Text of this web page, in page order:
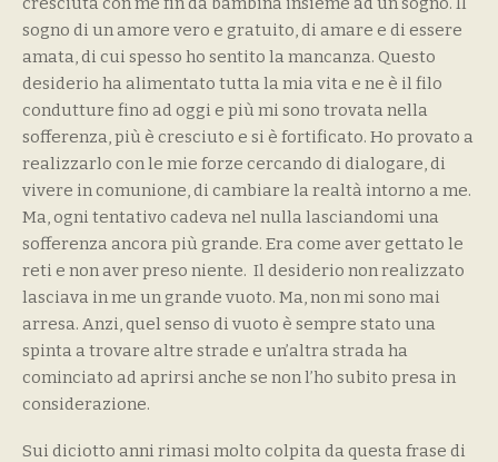
sogno di un amore vero e gratuito, di amare e di essere
amata, di cui spesso ho sentito la mancanza. Questo
desiderio ha alimentato tutta la mia vita e ne è il filo
condutture fino ad oggi e più mi sono trovata nella
sofferenza, più è cresciuto e si è fortificato. Ho provato a
realizzarlo con le mie forze cercando di dialogare, di
vivere in comunione, di cambiare la realtà intorno a me.
Ma, ogni tentativo cadeva nel nulla lasciandomi una
sofferenza ancora più grande. Era come aver gettato le
reti e non aver preso niente. Il desiderio non realizzato
lasciava in me un grande vuoto. Ma, non mi sono mai
arresa. Anzi, quel senso di vuoto è sempre stato una
spinta a trovare altre strade e un’altra strada ha
cominciato ad aprirsi anche se non l’ho subito presa in
considerazione.
Sui diciotto anni rimasi molto colpita da questa frase di